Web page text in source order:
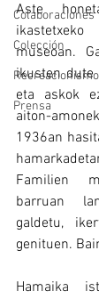
Colaboraciones
Colección
Recreacionismo
Prensa
Aste
museoan.
ikusten dute
eta askok
aiton-
1936an
Familien
barruan
galdetu,
genituen.
Hamaika